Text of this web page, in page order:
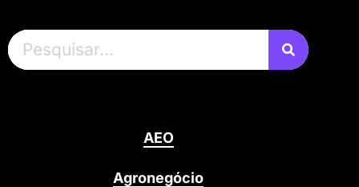
AEO
Agronegócio